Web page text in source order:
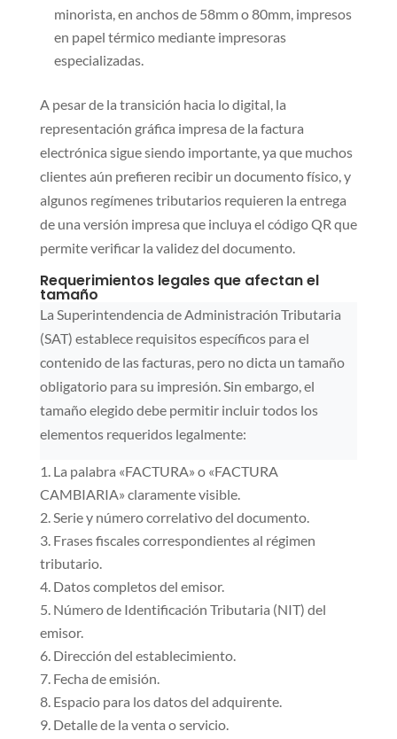
minorista, en anchos de 58mm o 80mm, impresos
en papel térmico mediante impresoras
especializadas.
A pesar de la transición hacia lo digital, la
representación gráfica impresa de la factura
electrónica sigue siendo importante, ya que muchos
clientes aún prefieren recibir un documento físico, y
algunos regímenes tributarios requieren la entrega
de una versión impresa que incluya el código QR que
permite verificar la validez del documento.
Requerimientos legales que afectan el
tamaño
La Superintendencia de Administración Tributaria
(SAT) establece requisitos específicos para el
contenido de las facturas, pero no dicta un tamaño
obligatorio para su impresión. Sin embargo, el
tamaño elegido debe permitir incluir todos los
elementos requeridos legalmente:
La palabra «FACTURA» o «FACTURA
CAMBIARIA» claramente visible.
Serie y número correlativo del documento.
Frases fiscales correspondientes al régimen
tributario.
Datos completos del emisor.
Número de Identificación Tributaria (NIT) del
emisor.
Dirección del establecimiento.
Fecha de emisión.
Espacio para los datos del adquirente.
Detalle de la venta o servicio.